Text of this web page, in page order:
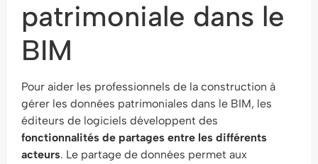
patrimoniale dans le
BIM
Pour aider les professionnels de la construction à
gérer les données patrimoniales dans le BIM, les
éditeurs de logiciels développent des
fonctionnalités de partages entre les différents
acteurs. Le partage de données permet aux